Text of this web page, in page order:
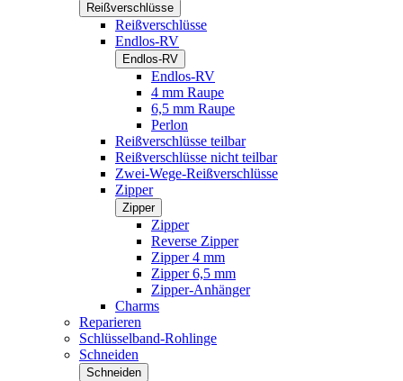
Reißverschlüsse
Reißverschlüsse
Endlos-RV
Endlos-RV
Endlos-RV
4 mm Raupe
6,5 mm Raupe
Perlon
Reißverschlüsse teilbar
Reißverschlüsse nicht teilbar
Zwei-Wege-Reißverschlüsse
Zipper
Zipper
Zipper
Reverse Zipper
Zipper 4 mm
Zipper 6,5 mm
Zipper-Anhänger
Charms
Reparieren
Schlüsselband-Rohlinge
Schneiden
Schneiden